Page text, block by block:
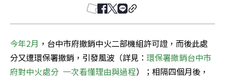
今年2月 ，台中市府撤銷中火二部機組許可證，而後此處
分又遭環保署撤銷，引發風波（詳見： 環保署撤銷台中市
府對中火處分  一次看懂理由與過程）；相隔四個月後，